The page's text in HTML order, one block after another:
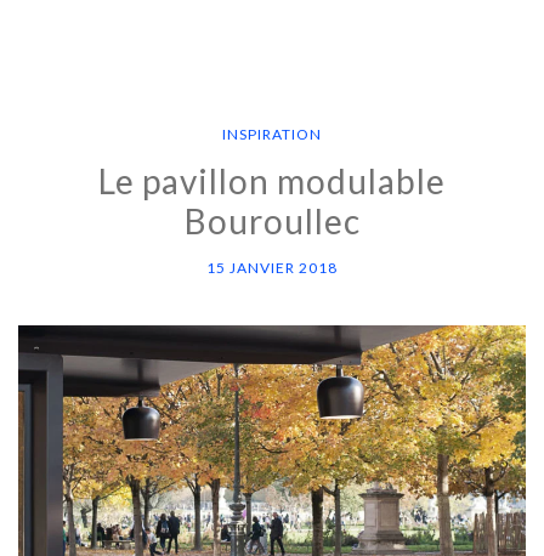
INSPIRATION
Le pavillon modulable
Bouroullec
15 JANVIER 2018